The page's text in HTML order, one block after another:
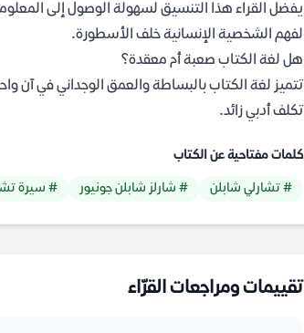
يفضل القراء هذا التنسيق لسهولة الوصول إلى
لفهم الشخصية الإنسانية خلف الأسطورة.
هل لغة الكتاب صعبة أم معقدة؟
تتميز لغة الكتاب بالبساطة والعمق الوجداني في آن
تكلف أدبي زائد.
كلمات مفتاحية عن الكتاب
# تشارلي شابلن # شارلز شابلن جونيور # سيرة
تقييمات ومراجعات القرّاء